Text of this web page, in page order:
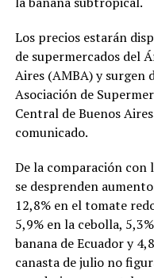
Los precios estarán
de supermercados del
Aires (AMBA) y surgen
Asociación de
Central de Buenos
comunicado.
De la comparación con
se desprenden
12,8% en el tomate
5,9% en la cebolla,
banana de Ecuador y
canasta de julio no